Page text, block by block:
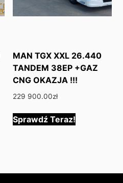
MAN TGX XXL 26.440
TANDEM 38EP +GAZ
CNG OKAZJA !!!
229 900.00zł
Sprawdź Teraz!